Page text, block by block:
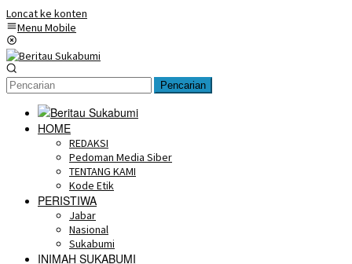
Loncat ke konten
Menu Mobile
Pencarian
HOME
REDAKSI
Pedoman Media Siber
TENTANG KAMI
Kode Etik
PERISTIWA
Jabar
Nasional
Sukabumi
INIMAH SUKABUMI